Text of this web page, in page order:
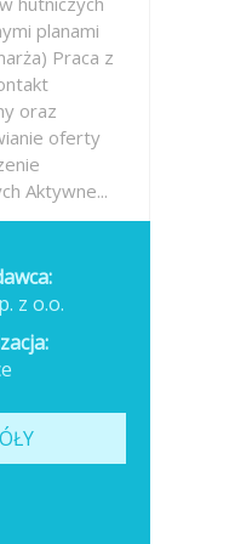
planami
Praca z
oraz
oferty
Aktywne...
z o.o.